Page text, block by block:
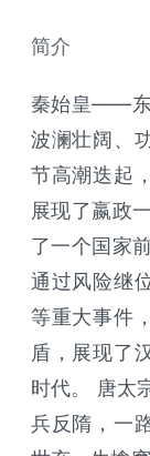
简介
秦始皇——东
波澜壮阔、
节高潮迭起
展现了嬴政
了一个国家
通过风险继
等重大事件
盾，展现了
时代。 唐太
兵反隋，一